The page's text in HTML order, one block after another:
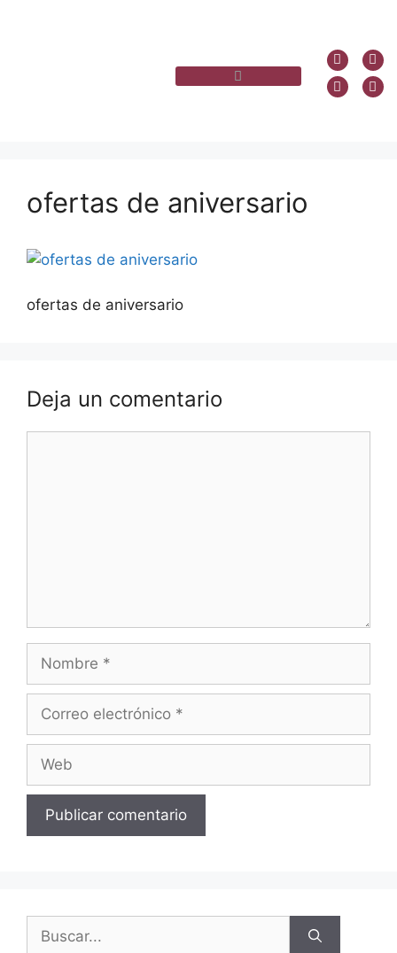
ofertas de aniversario
ofertas de aniversario
Deja un comentario